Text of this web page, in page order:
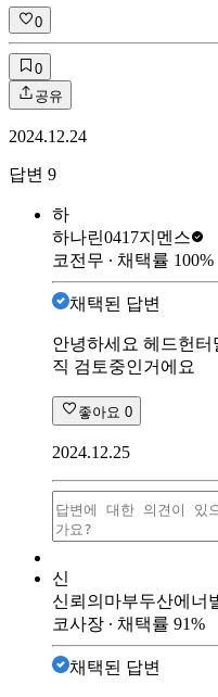
0
0
공유
2024.12.24
답변 9
하
하나린0417지멘스
코전무 ∙ 채택률 100%
채택된 답변
안녕하세요 헤드헌
직 검토중인거에요
좋아요 0
2024.12.25
신
신뢰의마부두산에너
코사장 ∙ 채택률 91%
채택된 답변